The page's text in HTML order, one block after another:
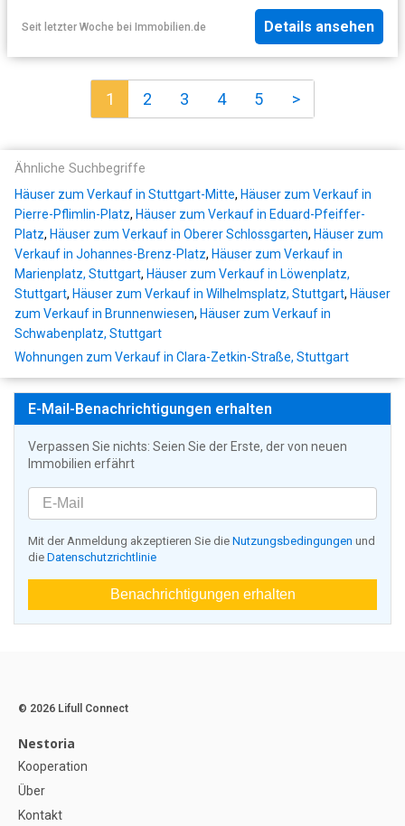
Seit letzter Woche bei Immobilien.de Details ansehen
1 2 3 4 5 >
Ähnliche Suchbegriffe
Häuser zum Verkauf in Stuttgart-Mitte, Häuser zum Verkauf in
Pierre-Pflimlin-Platz, Häuser zum Verkauf in Eduard-Pfeiffer-
Platz, Häuser zum Verkauf in Oberer Schlossgarten, Häuser zum
Verkauf in Johannes-Brenz-Platz, Häuser zum Verkauf in
Marienplatz, Stuttgart, Häuser zum Verkauf in Löwenplatz,
Stuttgart, Häuser zum Verkauf in Wilhelmsplatz, Stuttgart, Häuser
zum Verkauf in Brunnenwiesen, Häuser zum Verkauf in
Schwabenplatz, Stuttgart
Wohnungen zum Verkauf in Clara-Zetkin-Straße, Stuttgart
E-Mail-Benachrichtigungen erhalten
Verpassen Sie nichts: Seien Sie der Erste, der von neuen
Immobilien erfährt
Mit der Anmeldung akzeptieren Sie die Nutzungsbedingungen und
die Datenschutzrichtlinie
Benachrichtigungen erhalten
© 2026 Lifull Connect
Nestoria
Kooperation
Über
Kontakt